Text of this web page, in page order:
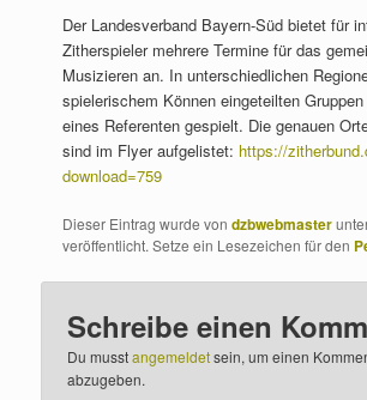
Der Landesverband Bayern-Süd bietet für
Zitherspieler mehrere Termine für das
Musizieren an. In unterschiedlichen
spielerischem Können eingeteilten
eines Referenten gespielt. Die genauen
sind im Flyer aufgelistet: https://
download=759
Dieser Eintrag wurde von dzbwebmaster
veröffentlicht. Setze ein Lesezeichen für den
Schreibe einen
Du musstangemeldetsein, um einen
abzugeben.